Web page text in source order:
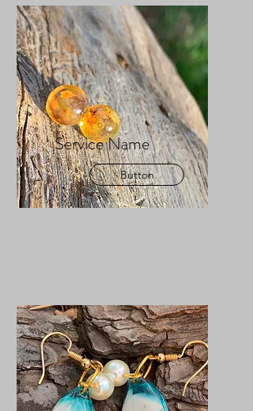
Service Name
Button